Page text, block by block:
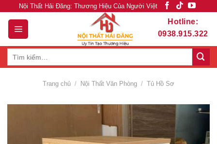
content
Nội Thất Hải Đăng: Thương Hiệu Của Người Việt
Hotline:
0938.915.322
Trang chủ / Nội Thất Văn Phòng / Tủ Hồ Sơ